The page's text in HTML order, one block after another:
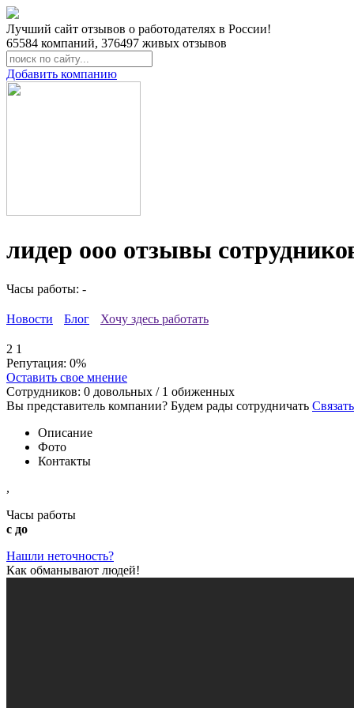
Лучший сайт отзывов о работодателях в России!
65584 компаний, 376497 живых отзывов
Добавить компанию
лидер ооо отзывы
Часы работы: -
Новости Блог Хочу здесь работать
2 1
Репутация: 0%
Оставить свое мнение
Сотрудников: 0 довольных / 1 обиженных
Вы представитель компании? Будем рады сотрудничать
Описание
Фото
Контакты
,
Часы работы
с до
Нашли неточность?
Как обманывают людей!